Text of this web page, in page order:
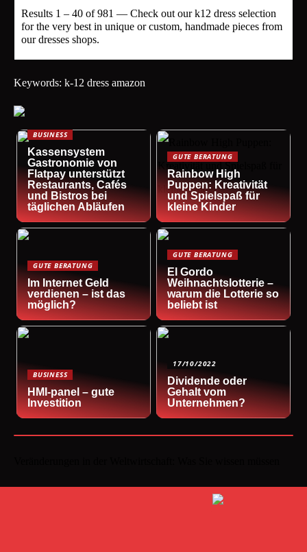
Results 1 – 40 of 981 — Check out our k12 dress selection
for the very best in unique or custom, handmade pieces from
our dresses shops.
Keywords: k-12 dress amazon
BUSINESS
Kassensystem
Gastronomie von
Flatpay unterstützt
Restaurants, Cafés
und Bistros bei
täglichen Abläufen
GUTE BERATUNG
Rainbow High
Puppen: Kreativität
und Spielspaß für
kleine Kinder
GUTE BERATUNG
Im Internet Geld
verdienen – ist das
möglich?
GUTE BERATUNG
El Gordo
Weihnachtslotterie –
warum die Lotterie so
beliebt ist
BUSINESS
HMI-panel – gute
Investition
17/10/2022
Dividende oder
Gehalt vom
Unternehmen?